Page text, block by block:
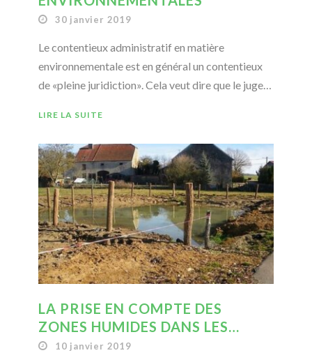
30 janvier 2019
Le contentieux administratif en matière
environnementale est en général un contentieux
de «pleine juridiction». Cela veut dire que le juge…
LIRE LA SUITE
LA PRISE EN COMPTE DES
ZONES HUMIDES DANS LES…
10 janvier 2019